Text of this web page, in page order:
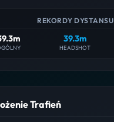
REKORDY DYSTANSU
39.3m
HEADSHOT
Trafień